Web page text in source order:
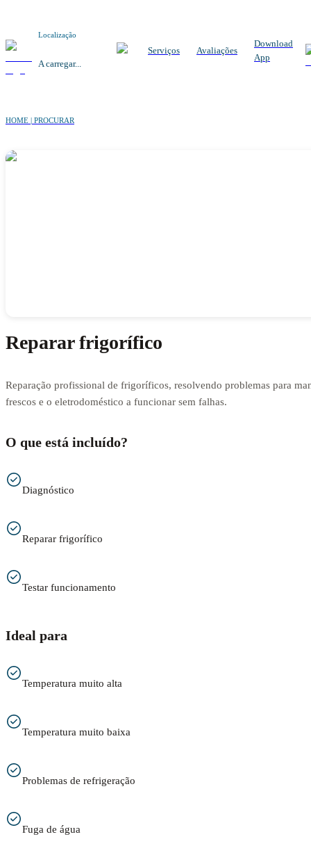
Localização
A carregar...
Serviços Avaliações
Download
App
HOME | PROCURAR
Reparar frigorífico
Reparação profissional de frigoríficos, resolvendo problemas para
frescos e o eletrodoméstico a funcionar sem falhas.
O que está incluído?
Diagnóstico
Reparar frigorífico
Testar funcionamento
Ideal para
Temperatura muito alta
Temperatura muito baixa
Problemas de refrigeração
Fuga de água